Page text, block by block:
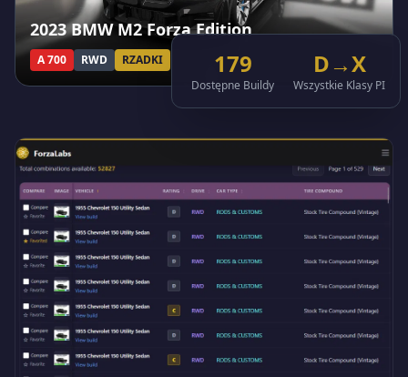
2023 BMW M2 Forza Edition
A 700 RWD RZADKI 179
Dostępne Buildy
D→X
Wszystkie Klasy PI